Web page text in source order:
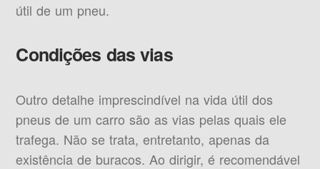
útil de um pneu.
Condições das vias
Outro detalhe imprescindível na vida útil dos
pneus de um carro são as vias pelas quais ele
trafega. Não se trata, entretanto, apenas da
existência de buracos. Ao dirigir, é recomendável